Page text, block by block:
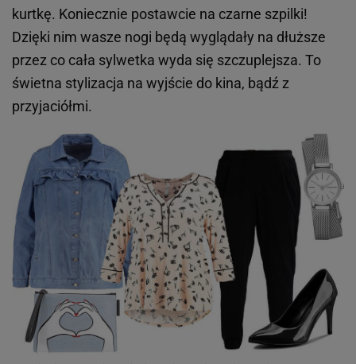
kurtkę. Koniecznie postawcie na czarne szpilki!
Dzięki nim wasze nogi będą wyglądały na dłuższe
przez co cała sylwetka wyda się szczuplejsza. To
świetna stylizacja na wyjście do kina, bądź z
przyjaciółmi.